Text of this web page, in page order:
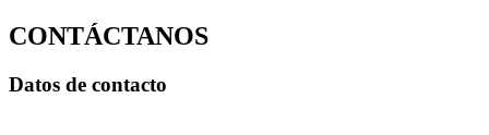
CONTÁCTANOS
Datos de contacto